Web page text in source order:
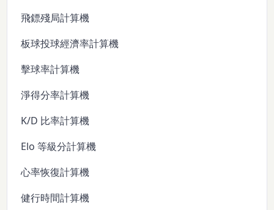
飛鏢殘局計算機
板球投球經濟率計算機
擊球率計算機
淨得分率計算機
K/D 比率計算機
Elo 等級分計算機
心率恢復計算機
健行時間計算機